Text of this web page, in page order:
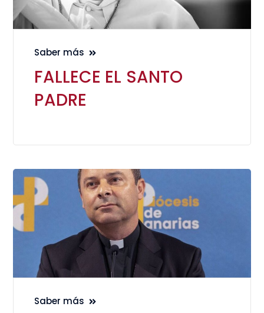
Saber más
FALLECE EL SANTO
PADRE
Saber más